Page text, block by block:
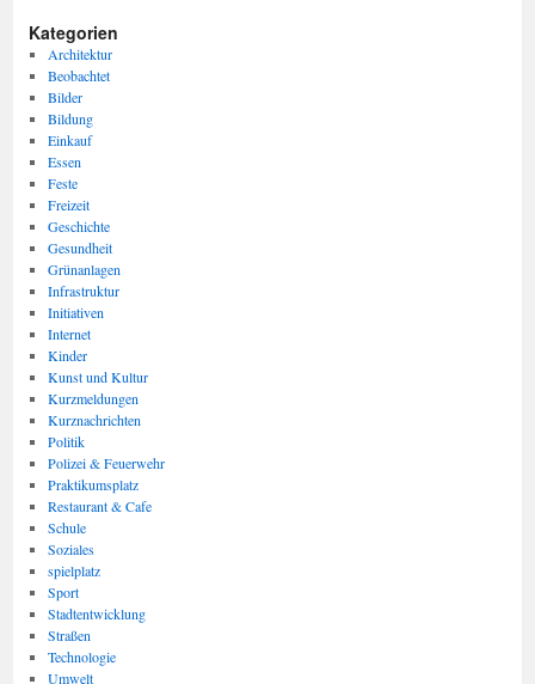
Kategorien
Architektur
Beobachtet
Bilder
Bildung
Einkauf
Essen
Feste
Freizeit
Geschichte
Gesundheit
Grünanlagen
Infrastruktur
Initiativen
Internet
Kinder
Kunst und Kultur
Kurzmeldungen
Kurznachrichten
Politik
Polizei & Feuerwehr
Praktikumsplatz
Restaurant & Cafe
Schule
Soziales
spielplatz
Sport
Stadtentwicklung
Straßen
Technologie
Umwelt